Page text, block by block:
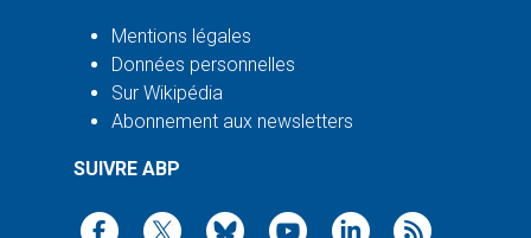
Mentions légales
Données personnelles
Sur Wikipédia
Abonnement aux newsletters
SUIVRE ABP